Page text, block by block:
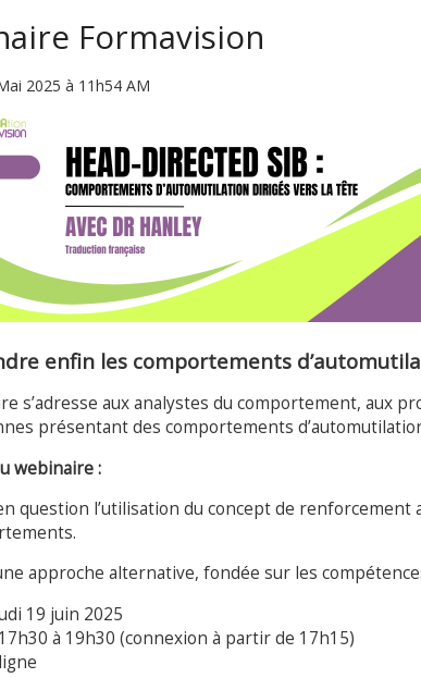
Formavision
2025 à 11h54 AM
enfin les comportements
s’adresse aux analystes du comportement, aux
présentant des comportements
webinaire :
question l’utilisation du concept de renforcement
approche alternative, fondée sur les
19 juin 2025
17h30 à 19h30 (connexion à partir de 17h15)